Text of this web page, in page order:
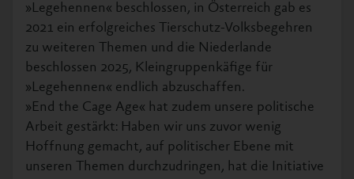
»Legehennen« beschlossen, in Österreich gab es
2021 ein erfolgreiches Tierschutz-Volksbegehren
zu weiteren Themen und die Niederlande
beschlossen 2025, Kleingruppenkäfige für
»Legehennen« endlich abzuschaffen.
»End the Cage Age« hat zudem unsere politische
Arbeit gestärkt: Haben wir uns zuvor wenig
Hoffnung gemacht, auf politischer Ebene mit
unseren Themen durchzudringen, hat die Initiative